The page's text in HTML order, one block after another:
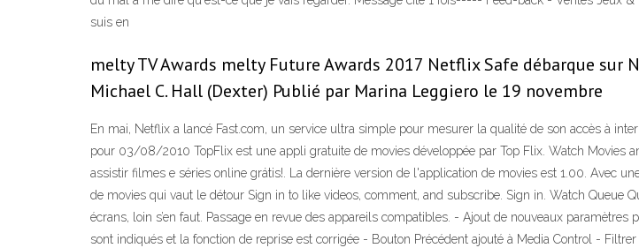
suis en
melty TV Awards melty Future Awards 2017 Netflix Safe débarque sur
Michael C. Hall (Dexter) Publié par Marina Leggiero le 19 novembre
En mai, Netflix a lancé Fast.com, un service ultra simple pour mesurer la qualité de son accès à
pour 03/08/2010 TopFlix est une appli gratuite de movies développée par Top Flix. Watch Movies
assistir filmes e séries online grátis!. La dernière version de l'application de movies est 1.00. Avec
de movies qui vaut le détour Sign in to like videos, comment, and subscribe. Sign in. Watch Queue
écrans, loin s’en faut. Passage en revue des appareils compatibles. - Ajout de nouveaux
sont indiqués et la fonction de reprise est corrigée - Bouton Précédent ajouté à Media Control -